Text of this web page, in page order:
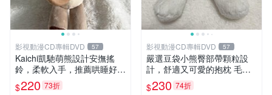
影視動漫CD專輯DVD 57
Kaichi凱馳萌熊設計安撫搖
鈴，柔軟入手，推薦哄睡好選
擇 熊公仔 安撫玩具 喂食環
$220 73折
影視動漫CD專輯DVD 57
嚴選豆袋小熊臀部帶顆粒設
計，舒適又可愛的抱枕 毛絨
抱枕、臀部按摩、坐墊
$230 74折